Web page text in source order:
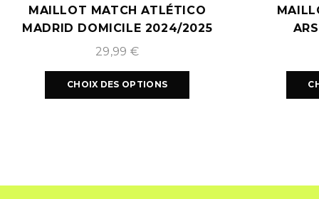
MAILLOT MATCH ATLÉTICO
MADRID DOMICILE 2024/2025
29,99 €
CHOIX DES OPTIONS